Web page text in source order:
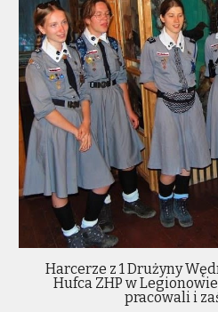
Harcerze z 1 Drużyny
Hufca ZHP w
pracowali i